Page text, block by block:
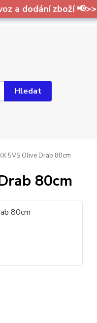
a dodání zboží 📢>>
Hledat
5VS Olive Drab 80cm
80cm